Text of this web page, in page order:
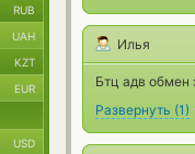
Илья
Бтц адв обмен
Развернуть (1)
RUB
UAH
KZT
EUR
USD